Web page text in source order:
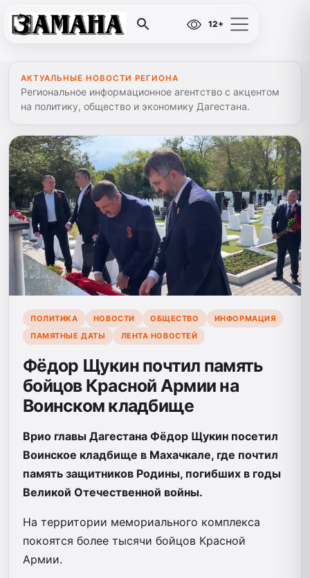
12+
АКТУАЛЬНЫЕ НОВОСТИ РЕГИОНА
Региональное информационное агентство с акцентом
на политику, общество и экономику Дагестана.
ПОЛИТИКА НОВОСТИ ОБЩЕСТВО
ИНФОРМАЦИЯ
ПАМЯТНЫЕ ДАТЫ
ЛЕНТА НОВОСТЕЙ
Фёдор Щукин почтил память
бойцов Красной Армии на
Воинском кладбище
Врио главы Дагестана Фёдор Щукин посетил
Воинское кладбище в Махачкале, где почтил
память защитников Родины, погибших в годы
Великой Отечественной войны.
На территории мемориального комплекса
покоятся более тысячи бойцов Красной
Армии.